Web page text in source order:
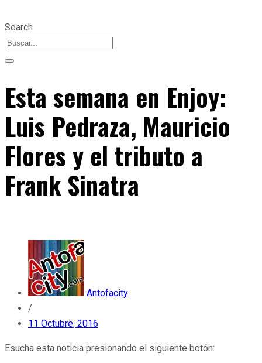
Search
Esta semana en Enjoy:
Luis Pedraza, Mauricio
Flores y el tributo a
Frank Sinatra
Antofacity
/
11 Octubre, 2016
Esucha esta noticia presionando el siguiente botón: